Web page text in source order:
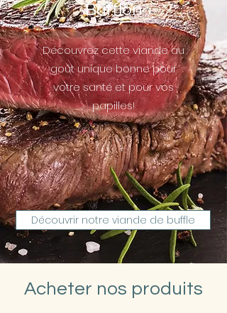
Bufflon
Découvrez cette viande au
goût unique bonne pour
votre santé et pour vos
papilles!
Découvrir notre viande de buffle
Acheter nos produits